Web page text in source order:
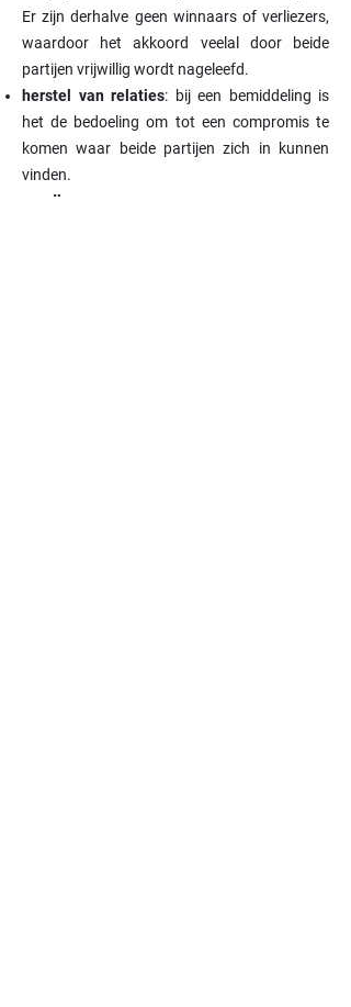
Er zijn derhalve geen winnaars of verliezers,
waardoor het akkoord veelal door beide
partijen vrijwillig wordt nageleefd.
herstel van relaties: bij een bemiddeling is
het de bedoeling om tot een compromis te
komen waar beide partijen zich in kunnen
vinden.
goedkoper